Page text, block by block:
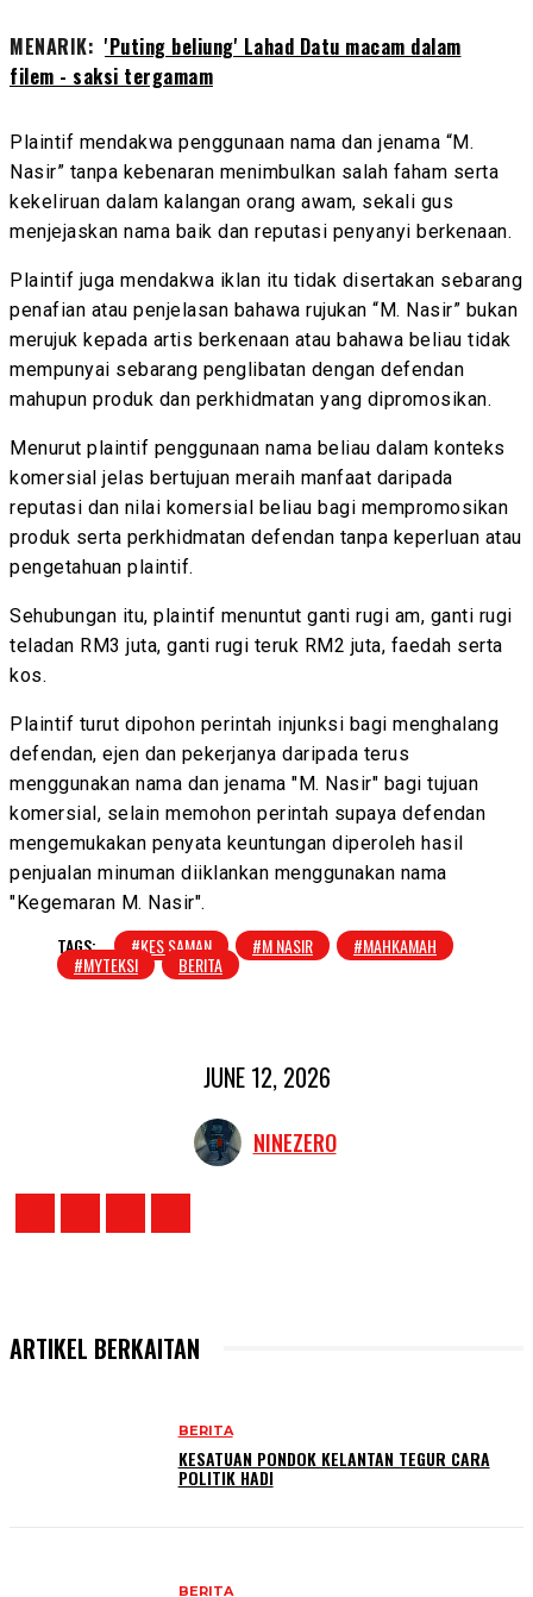
MENARIK: 'Puting beliung' Lahad Datu macam dalam
filem - saksi tergamam
Plaintif mendakwa penggunaan nama dan jenama “M.
Nasir” tanpa kebenaran menimbulkan salah faham serta
kekeliruan dalam kalangan orang awam, sekali gus
menjejaskan nama baik dan reputasi penyanyi berkenaan.
Plaintif juga mendakwa iklan itu tidak disertakan sebarang
penafian atau penjelasan bahawa rujukan “M. Nasir” bukan
merujuk kepada artis berkenaan atau bahawa beliau tidak
mempunyai sebarang penglibatan dengan defendan
mahupun produk dan perkhidmatan yang dipromosikan.
Menurut plaintif penggunaan nama beliau dalam konteks
komersial jelas bertujuan meraih manfaat daripada
reputasi dan nilai komersial beliau bagi mempromosikan
produk serta perkhidmatan defendan tanpa keperluan atau
pengetahuan plaintif.
Sehubungan itu, plaintif menuntut ganti rugi am, ganti rugi
teladan RM3 juta, ganti rugi teruk RM2 juta, faedah serta
kos.
Plaintif turut dipohon perintah injunksi bagi menghalang
defendan, ejen dan pekerjanya daripada terus
menggunakan nama dan jenama "M. Nasir" bagi tujuan
komersial, selain memohon perintah supaya defendan
mengemukakan penyata keuntungan diperoleh hasil
penjualan minuman diiklankan menggunakan nama
"Kegemaran M. Nasir".
TAGS: #KES SAMAN #M NASIR #MAHKAMAH
#MYTEKSI BERITA
JUNE 12, 2026
NINEZERO
ARTIKEL BERKAITAN
BERITA
KESATUAN PONDOK KELANTAN TEGUR CARA
POLITIK HADI
BERITA